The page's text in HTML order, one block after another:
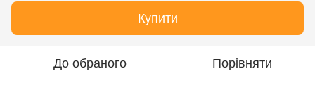
Купити
До обраного Порівняти